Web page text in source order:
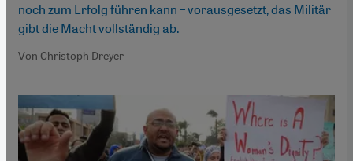
noch zum Erfolg führen kann – vorausgesetzt, das Militär
gibt die Macht vollständig ab.
Von Christoph Dreyer